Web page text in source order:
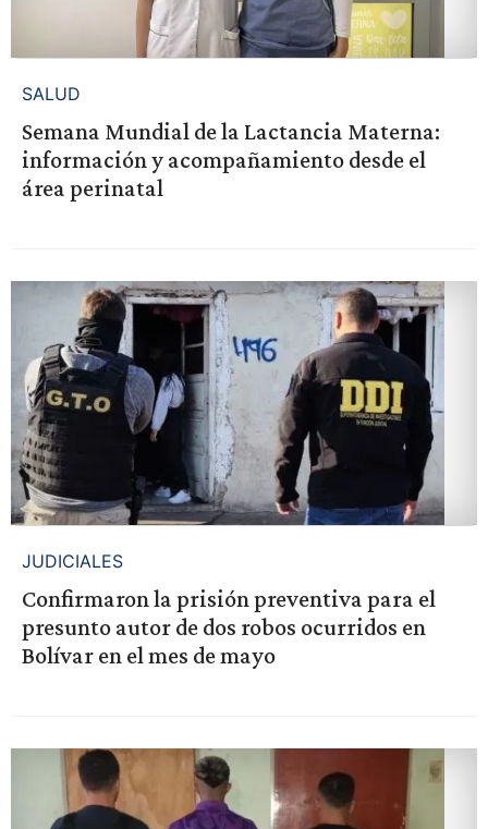
SALUD
Semana Mundial de la Lactancia Materna:
información y acompañamiento desde el
área perinatal
JUDICIALES
Confirmaron la prisión preventiva para el
presunto autor de dos robos ocurridos en
Bolívar en el mes de mayo